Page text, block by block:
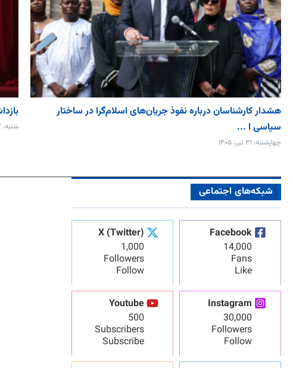
هشدار کارشناسان درباره نفوذ جریان‌های اسلام‌گرا در ساختار
سیاسی ا ...
چهارشنبه، ۳۱ تیر، ۱۴۰۵
شنبه، ۱۳ تیر، ۱۴۰۵
شبکه‌های اجتماعی
Facebook
14,000
Fans
Like
X (Twitter)
1,000
Followers
Follow
Instagram
30,000
Followers
Follow
Youtube
500
Subscribers
Subscribe